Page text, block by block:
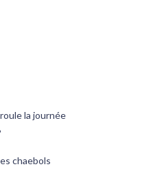
la journée
chaebols